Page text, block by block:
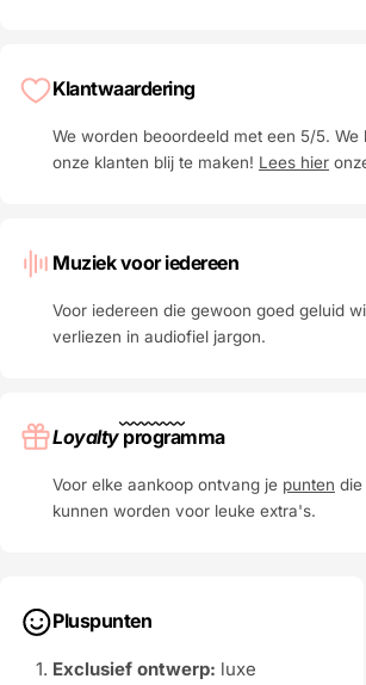
Klantwaardering
We worden beoordeeld met een 5/5. We
onze klanten blij te maken! Lees hier
Muziek voor iedereen
Voor iedereen die gewoon goed geluid
verliezen in audiofiel jargon.
Loyaltyprogramma
Voor elke aankoop ontvang je punten die
kunnen worden voor leuke extra's.
Pluspunten
Exclusief ontwerp: luxe